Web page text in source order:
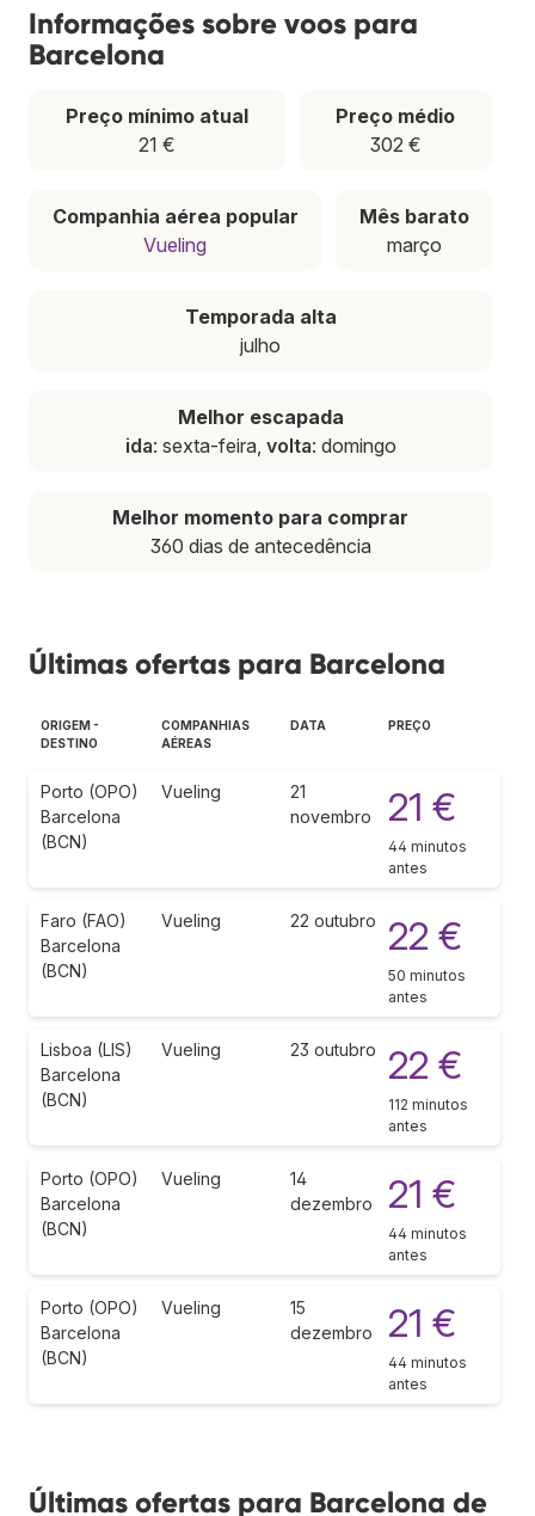
Informações sobre voos para
Barcelona
Preço mínimo atual
21 €
Preço médio
302 €
Companhia aérea popular
Vueling
Mês barato
março
Temporada alta
julho
Melhor escapada
ida: sexta-feira, volta: domingo
Melhor momento para comprar
360 dias de antecedência
Últimas ofertas para Barcelona
ORIGEM -
DESTINO
COMPANHIAS
AÉREAS
DATA PREÇO
Porto (OPO)
Barcelona
(BCN)
Vueling
21
novembro
21 €
44 minutos
antes
Faro (FAO)
Barcelona
(BCN)
Vueling 22 outubro 22 €
50 minutos
antes
Lisboa (LIS)
Barcelona
(BCN)
Vueling 23 outubro 22 €
112 minutos
antes
Porto (OPO)
Barcelona
(BCN)
Vueling
14
dezembro
21 €
44 minutos
antes
Porto (OPO)
Barcelona
(BCN)
Vueling
15
dezembro
21 €
44 minutos
antes
Últimas ofertas para Barcelona de